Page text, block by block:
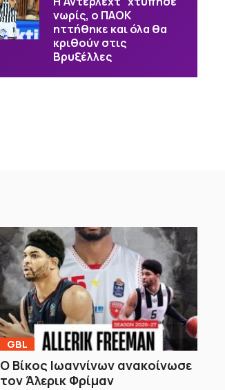
νωρίς, ο ΠΑΟΚ
ηττήθηκε και όλα θα
κριθούν στις
Βρυξέλλες
GBL
Ο Βίκος Ιωαννίνων ανακοίνωσε
τον Άλερικ Φρίμαν